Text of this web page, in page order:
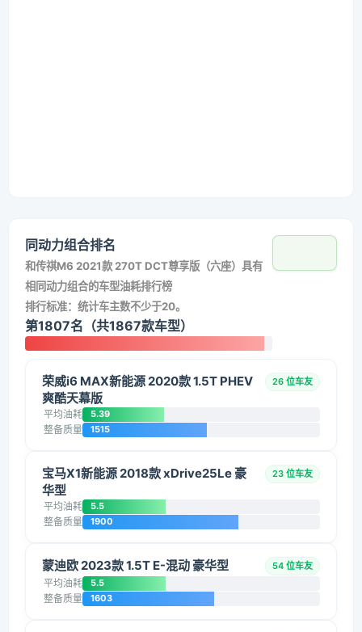
同动力组合排名
和传祺M6 2021款 270T DCT尊享版（六座） 具有
相同动力组合的车型油耗排行榜
排行标准：统计车主数不少于20。
第1807名（共1867款车型）
荣威i6 MAX新能源 2020款 1.5T PHEV
爽酷天幕版
26 位车友
平均油耗 5.39
整备质量 1515
宝马X1新能源 2018款 xDrive25Le 豪
华型
23 位车友
平均油耗 5.5
整备质量 1900
蒙迪欧 2023款 1.5T E-混动 豪华型 54 位车友
平均油耗 5.5
整备质量 1603